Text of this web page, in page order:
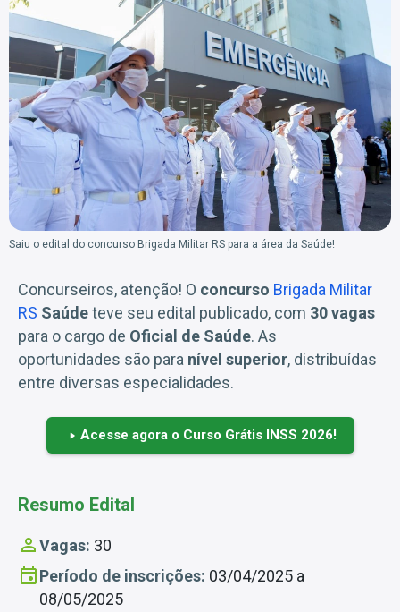
Saiu o edital do concurso Brigada Militar RS para a área da Saúde!
Concurseiros, atenção! O concurso Brigada Militar
RS Saúdeteve seu edital publicado, com 30 vagas
para o cargo de Oficial de Saúde. As
oportunidades são para nível superior, distribuídas
entre diversas especialidades.
Acesse agora o Curso Grátis INSS 2026!
Resumo Edital
Vagas: 30
Período de inscrições: 03/04/2025 a
08/05/2025